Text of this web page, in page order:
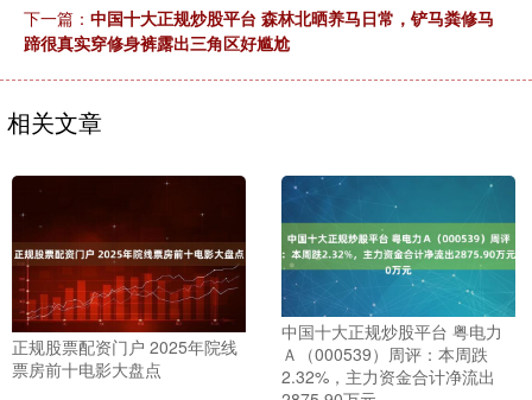
下一篇： 中国十大正规炒股平台 森林北晒养马日常，铲马粪修马
蹄很真实穿修身裤露出三角区好尴尬
相关文章
正规股票配资门户 2025年院线
票房前十电影大盘点
中国十大正规炒股平台 粤电力
Ａ（000539）周评：本周跌
2.32%，主力资金合计净流出